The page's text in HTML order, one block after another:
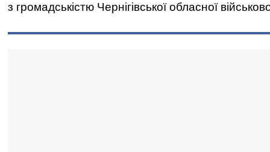
з громадськістю Чернігівської обласної